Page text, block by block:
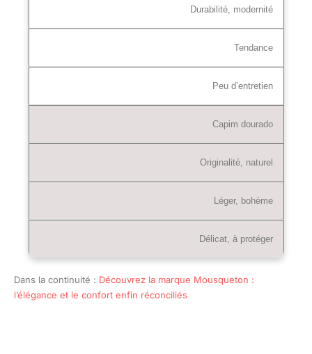
Durabilité, modernité
Tendance
Peu d’entretien
Capim dourado
Originalité, naturel
Léger, bohème
Délicat, à protéger
Dans la continuité : Découvrez la marque Mousqueton :
l’élégance et le confort enfin réconciliés